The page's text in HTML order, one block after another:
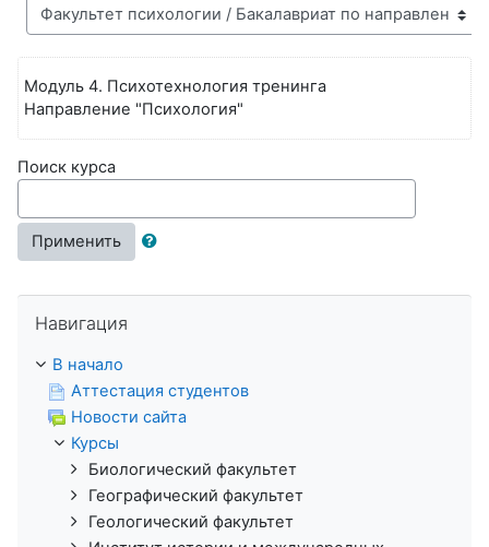
Модуль 4. Психотехнология тренинга
Направление "Психология"
Поиск курса
Применить
Навигация
В начало
Аттестация студентов
Новости сайта
Курсы
Биологический факультет
Географический факультет
Геологический факультет